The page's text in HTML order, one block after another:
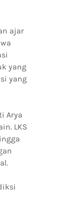
ajar
yang
yang
Arya
LKS